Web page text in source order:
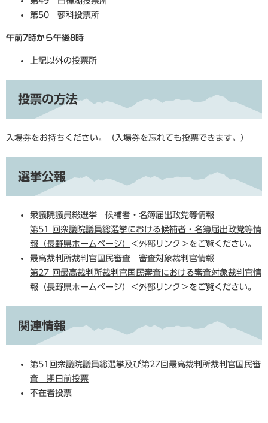
第50 蓼科投票所
午前7時から午後8時
上記以外の投票所​
投票の方法
入場券をお持ちください。（入場券を忘れても投票できます。）
選挙公報
衆議院議員総選挙 候補者・名簿届出政党等情報
第51 回衆議院議員総選挙における候補者・名簿届出政党等情
報（長野県ホームページ）
＜外部リンク＞ をご覧ください。
最高裁判所裁判官国民審査 審査対象裁判官情報
第27 回最高裁判所裁判官国民審査における審査対象裁判官情
報（長野県ホームページ）
＜外部リンク＞ をご覧ください。
関連情報
第51回衆議院議員総選挙及び第27回最高裁判所裁判官国民審
査 期日前投票
不在者投票